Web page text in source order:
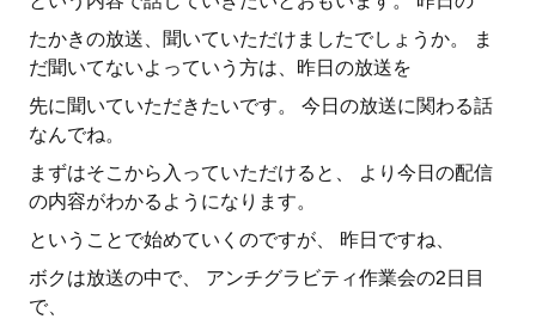
たかきの放送、聞いていただけましたでしょうか。 ま
だ聞いてないよっていう方は、昨日の放送を
先に聞いていただきたいです。 今日の放送に関わる話
なんでね。
まずはそこから入っていただけると、 より今日の配信
の内容がわかるようになります。
ということで始めていくのですが、 昨日ですね、
ボクは放送の中で、 アンチグラビティ作業会の2日目
で、